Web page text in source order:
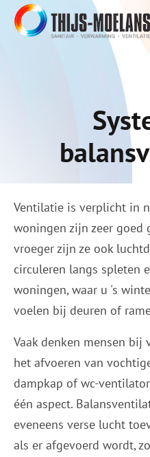
Ventilatie is verplicht in
woningen zijn zeer goed
vroeger zijn ze ook
circuleren langs spleten
woningen, waar u 's
voelen bij deuren of
Vaak denken mensen
het afvoeren van
dampkap of wc-
één aspect.
eveneens verse lucht
als er afgevoerd wordt,